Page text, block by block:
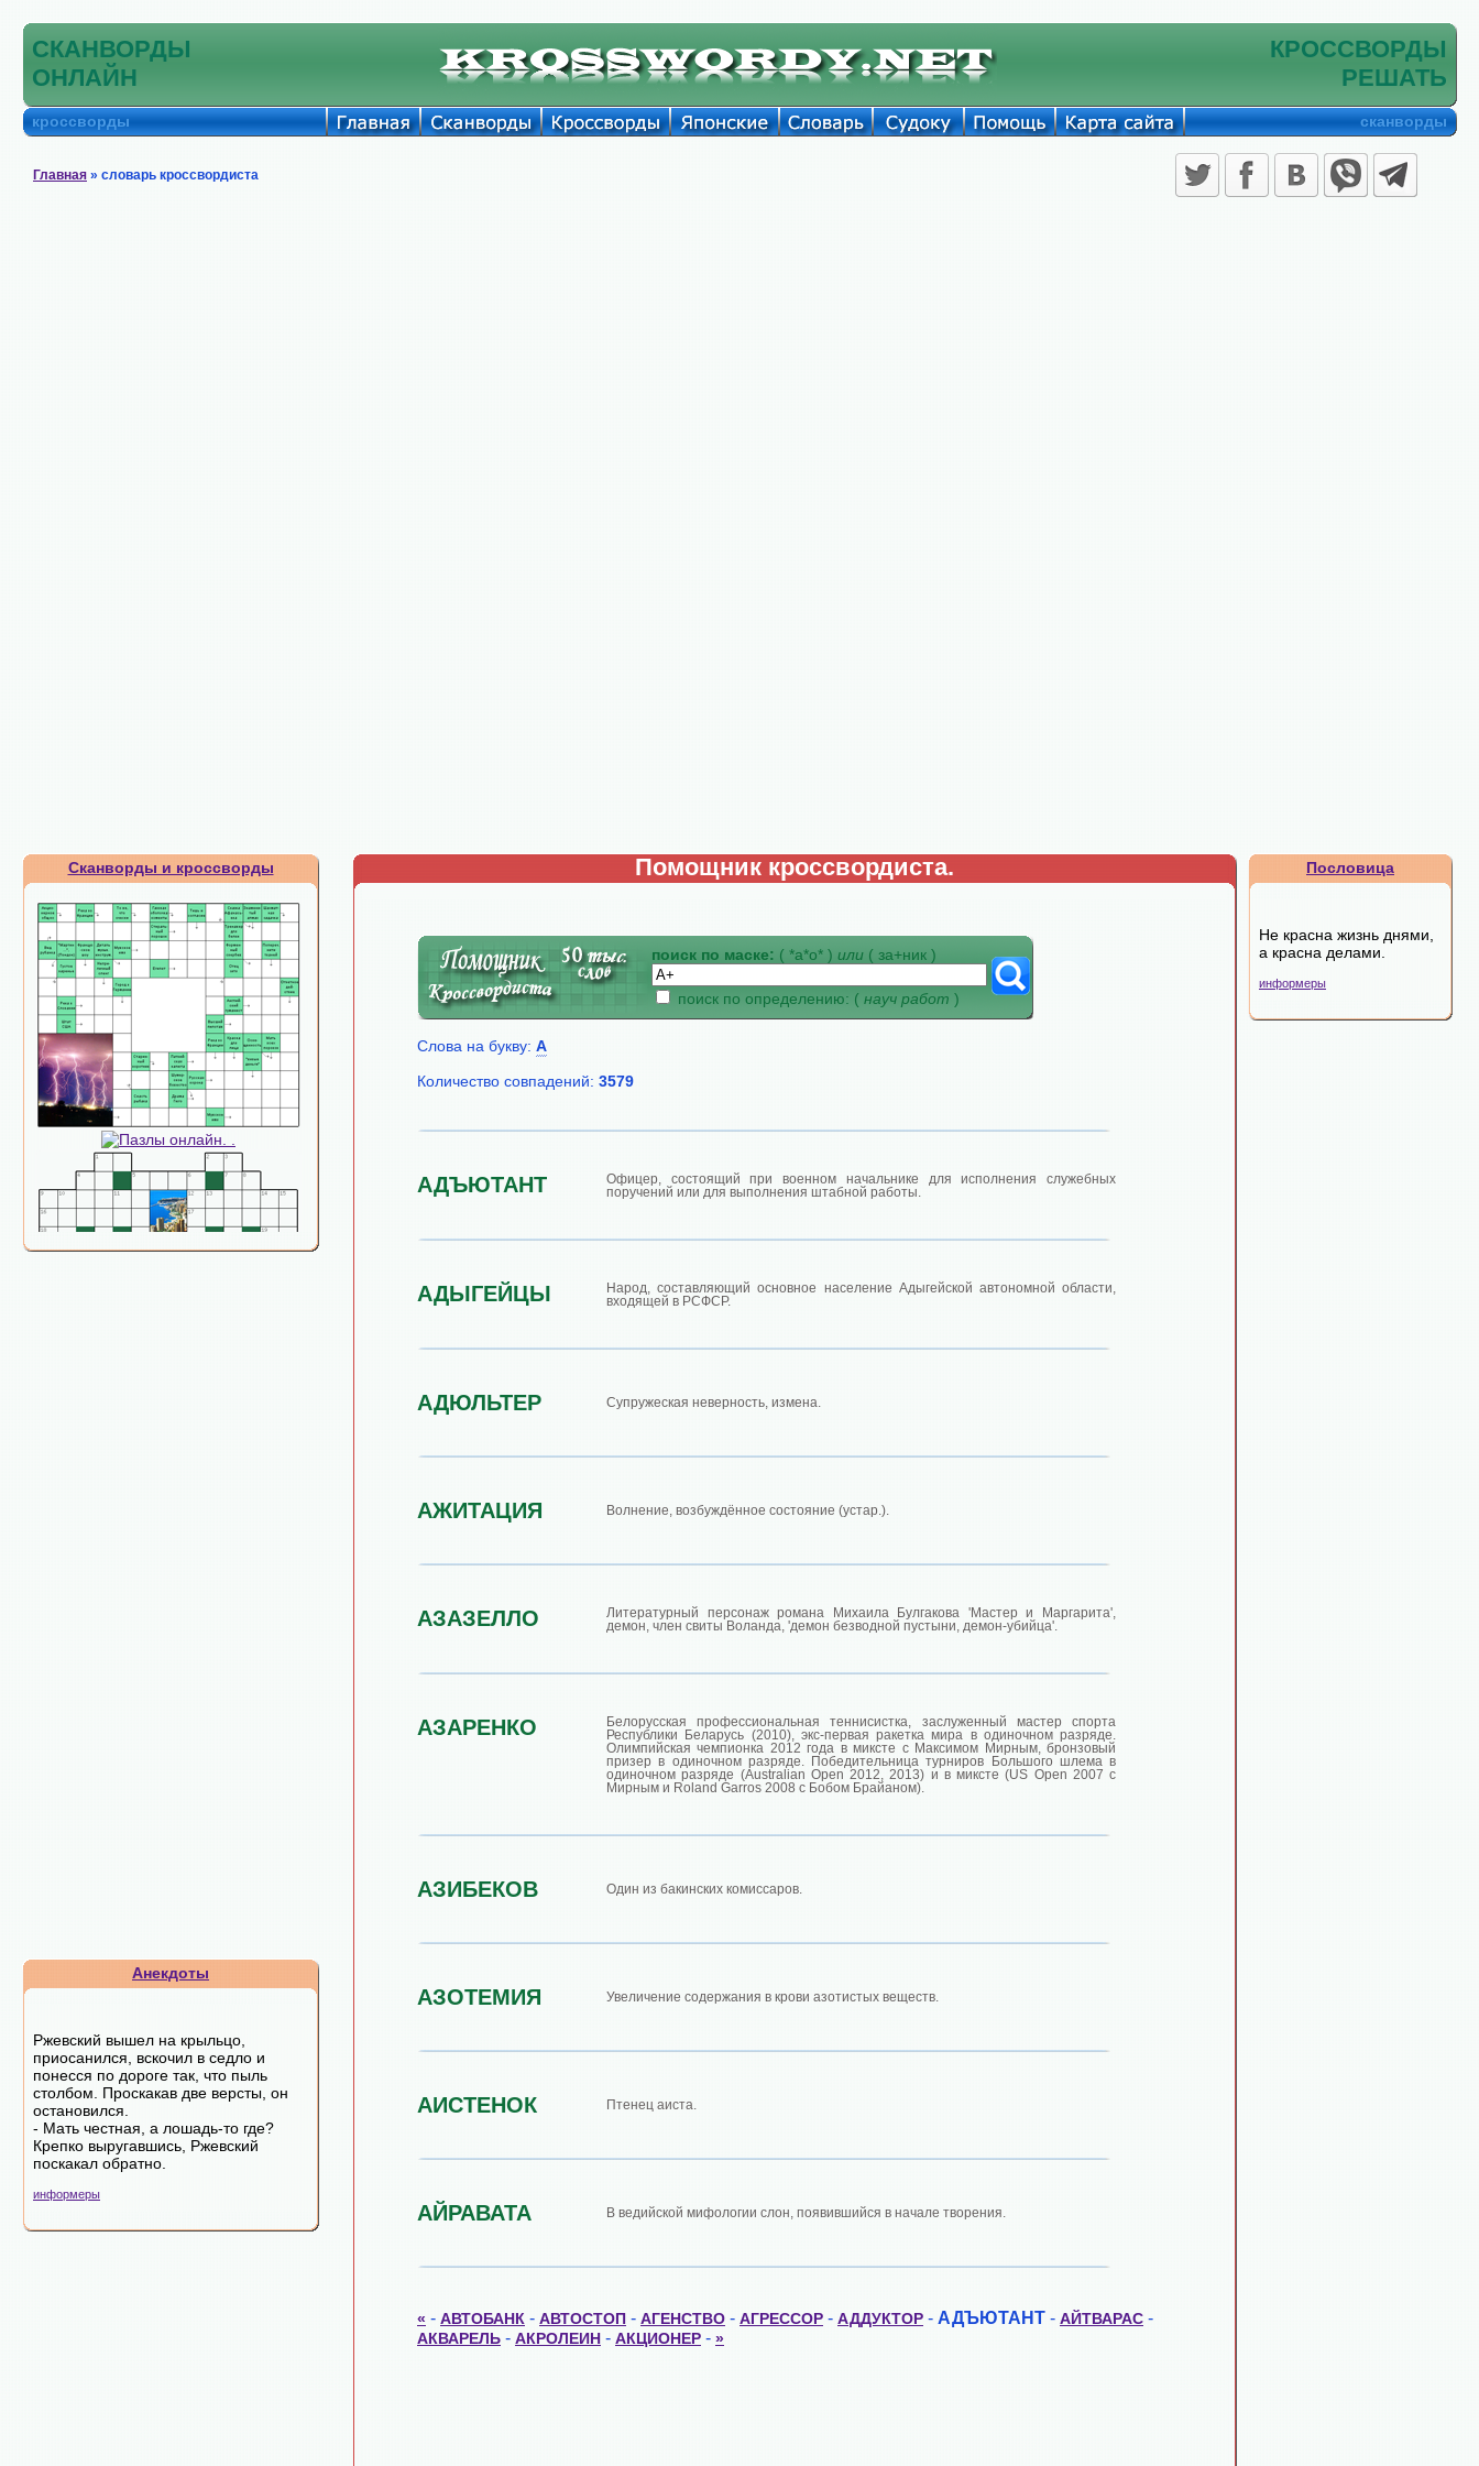
СКАНВОРДЫ
ОНЛАЙН
КРОССВОРДЫ
РЕШАТЬ
кроссворды сканворды
Главная » словарь кроссвордиста
Сканворды и кроссворды
Анекдоты
Ржевский вышел на крыльцо,
приосанился, вскочил в седло и
понесся по дороге так, что пыль
столбом. Проскакав две версты, он
остановился.
- Мать честная, а лошадь-то где?
Крепко выругавшись, Ржевский
поскакал обратно.
информеры
Помощник кроссвордиста.
поиск по маске: ( *а*о* ) или ( за+ник )
поиск по определению: ( науч работ )
Слова на букву: А
Количество совпадений: 3579
АДЪЮТАНТ
Офицер, состоящий при военном начальнике для исполнения служебных
поручений или для выполнения штабной работы.
АДЫГЕЙЦЫ
Народ, составляющий основное население Адыгейской автономной области,
входящей в РСФСР.
АДЮЛЬТЕР Супружеская неверность, измена.
АЖИТАЦИЯ Волнение, возбуждённое состояние (устар.).
АЗАЗЕЛЛО
Литературный персонаж романа Михаила Булгакова 'Мастер и Маргарита',
демон, член свиты Воланда, 'демон безводной пустыни, демон-убийца'.
АЗАРЕНКО
Белорусская профессиональная теннисистка, заслуженный мастер спорта
Республики Беларусь (2010), экс-первая ракетка мира в одиночном разряде.
Олимпийская чемпионка 2012 года в миксте с Максимом Мирным, бронзовый
призер в одиночном разряде. Победительница турниров Большого шлема в
одиночном разряде (Australian Open 2012, 2013) и в миксте (US Open 2007 c
Мирным и Roland Garros 2008 с Бобом Брайаном).
АЗИБЕКОВ Один из бакинских комиссаров.
АЗОТЕМИЯ Увеличение содержания в крови азотистых веществ.
АИСТЕНОК Птенец аиста.
АЙРАВАТА В ведийской мифологии слон, появившийся в начале творения.
« - АВТОБАНК - АВТОСТОП - АГЕНСТВО - АГРЕССОР - АДДУКТОР - АДЪЮТАНТ - АЙТВАРАС -
АКВАРЕЛЬ - АКРОЛЕИН - АКЦИОНЕР - »
Пословица
Не красна жизнь днями,
а красна делами.
информеры